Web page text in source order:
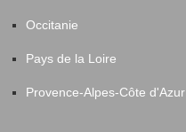
Occitanie
Pays de la Loire
Provence-Alpes-Côte d'Azur